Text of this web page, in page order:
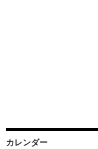
カレンダー